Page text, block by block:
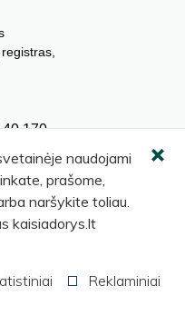
40 170
savivaldybė
naudojami
prašome,
naršykite toliau.
kaisiadorys.lt
Reklaminiai